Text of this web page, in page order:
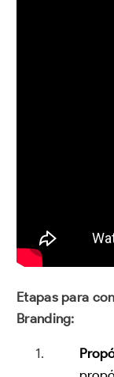
Etapas para
Branding: